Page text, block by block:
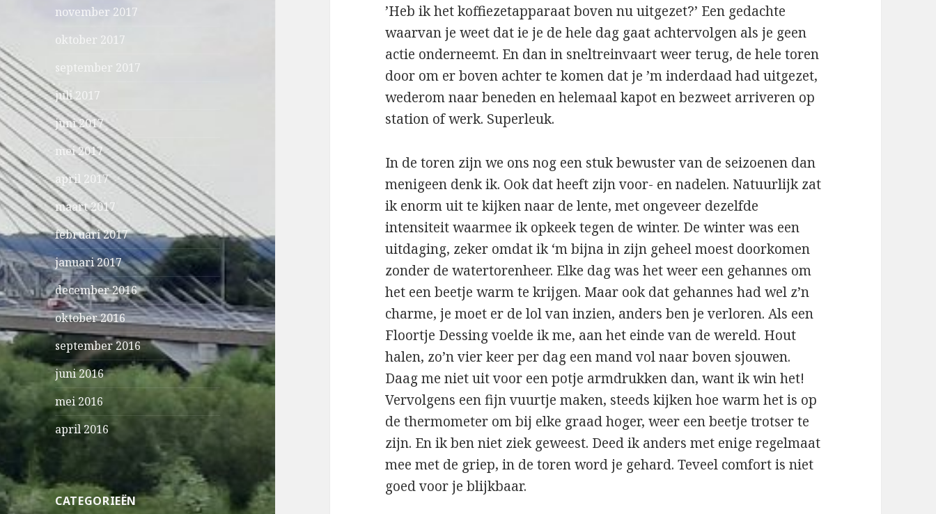
november 2017
oktober 2017
september 2017
juli 2017
juni 2017
mei 2017
april 2017
maart 2017
februari 2017
januari 2017
december 2016
oktober 2016
september 2016
juni 2016
mei 2016
april 2016
CATEGORIEËN
’Heb ik het koffiezetapparaat boven nu uitgezet?’ Een gedachte
waarvan je weet dat ie je de hele dag gaat achtervolgen als je geen
actie onderneemt. En dan in sneltreinvaart weer terug, de hele toren
door om er boven achter te komen dat je ’m inderdaad had uitgezet,
wederom naar beneden en helemaal kapot en bezweet arriveren op
station of werk. Superleuk.
In de toren zijn we ons nog een stuk bewuster van de seizoenen dan
menigeen denk ik. Ook dat heeft zijn voor- en nadelen. Natuurlijk zat
ik enorm uit te kijken naar de lente, met ongeveer dezelfde
intensiteit waarmee ik opkeek tegen de winter. De winter was een
uitdaging, zeker omdat ik ‘m bijna in zijn geheel moest doorkomen
zonder de watertorenheer. Elke dag was het weer een gehannes om
het een beetje warm te krijgen. Maar ook dat gehannes had wel z’n
charme, je moet er de lol van inzien, anders ben je verloren. Als een
Floortje Dessing voelde ik me, aan het einde van de wereld. Hout
halen, zo’n vier keer per dag een mand vol naar boven sjouwen.
Daag me niet uit voor een potje armdrukken dan, want ik win het!
Vervolgens een fijn vuurtje maken, steeds kijken hoe warm het is op
de thermometer om bij elke graad hoger, weer een beetje trotser te
zijn. En ik ben niet ziek geweest. Deed ik anders met enige regelmaat
mee met de griep, in de toren word je gehard. Teveel comfort is niet
goed voor je blijkbaar.